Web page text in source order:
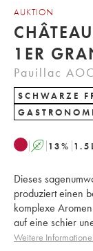
AUKTION
Pauillac AOC
SCHWARZE
A 13% 1.5
Dieses
produziert einen
komplexe
auf eine schier
Weitere